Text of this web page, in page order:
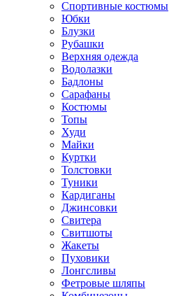
Спортивные костюмы
Юбки
Блузки
Рубашки
Верхняя одежда
Водолазки
Бадлоны
Сарафаны
Костюмы
Топы
Худи
Майки
Куртки
Толстовки
Туники
Кардиганы
Джинсовки
Свитера
Свитшоты
Жакеты
Пуховики
Лонгсливы
Фетровые шляпы